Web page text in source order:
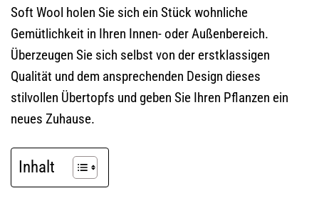
Soft Wool holen Sie sich ein Stück wohnliche
Gemütlichkeit in Ihren Innen- oder Außenbereich.
Überzeugen Sie sich selbst von der erstklassigen
Qualität und dem ansprechenden Design dieses
stilvollen Übertopfs und geben Sie Ihren Pflanzen ein
neues Zuhause.
Inhalt